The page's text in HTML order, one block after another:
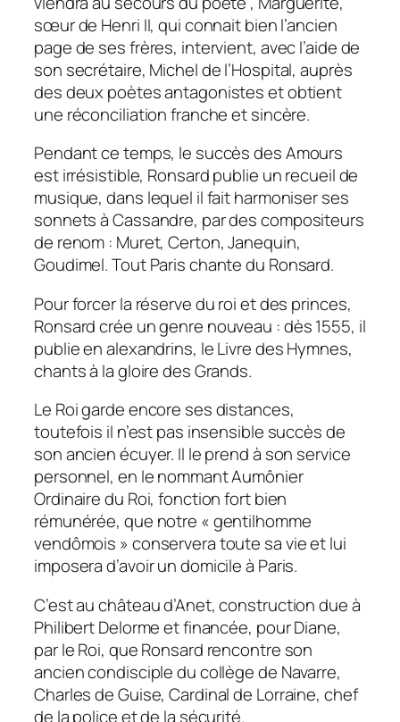
sœur de Henri II, qui connait bien l’ancien
page de ses frères, intervient, avec l’aide de
son secrétaire, Michel de l’Hospital, auprès
des deux poètes antagonistes et obtient
une réconciliation franche et sincère.
Pendant ce temps, le succès des Amours
est irrésistible, Ronsard publie un recueil de
musique, dans lequel il fait harmoniser ses
sonnets à Cassandre, par des compositeurs
de renom : Muret, Certon, Janequin,
Goudimel. Tout Paris chante du Ronsard.
Pour forcer la réserve du roi et des princes,
Ronsard crée un genre nouveau : dès 1555, il
publie en alexandrins, le Livre des Hymnes,
chants à la gloire des Grands.
Le Roi garde encore ses distances,
toutefois il n’est pas insensible succès de
son ancien écuyer. Il le prend à son service
personnel, en le nommant Aumônier
Ordinaire du Roi, fonction fort bien
rémunérée, que notre « gentilhomme
vendômois » conservera toute sa vie et lui
imposera d’avoir un domicile à Paris.
C’est au château d’Anet, construction due à
Philibert Delorme et financée, pour Diane,
par le Roi, que Ronsard rencontre son
ancien condisciple du collège de Navarre,
Charles de Guise, Cardinal de Lorraine, chef
de la police et de la sécurité.